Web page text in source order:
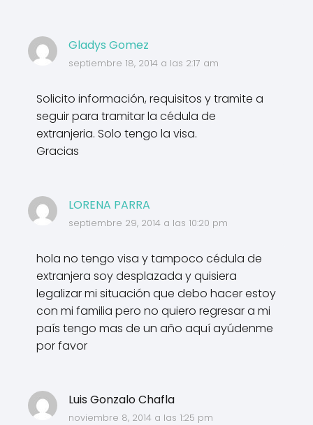
Gladys Gomez
septiembre 18, 2014 a las 2:17 am
Solicito información, requisitos y tramite a
seguir para tramitar la cédula de
extranjeria. Solo tengo la visa.
Gracias
LORENA PARRA
septiembre 29, 2014 a las 10:20 pm
hola no tengo visa y tampoco cédula de
extranjera soy desplazada y quisiera
legalizar mi situación que debo hacer estoy
con mi familia pero no quiero regresar a mi
país tengo mas de un año aquí ayúdenme
por favor
Luis Gonzalo Chafla
noviembre 8, 2014 a las 1:25 pm